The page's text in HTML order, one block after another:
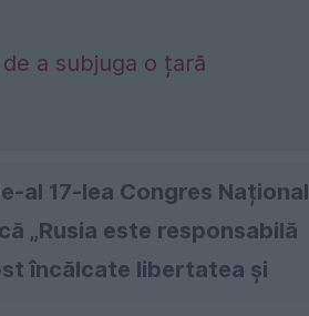
a subjuga o țară
al 17-lea Congres Național
„Rusia este responsabilă
încălcate libertatea și